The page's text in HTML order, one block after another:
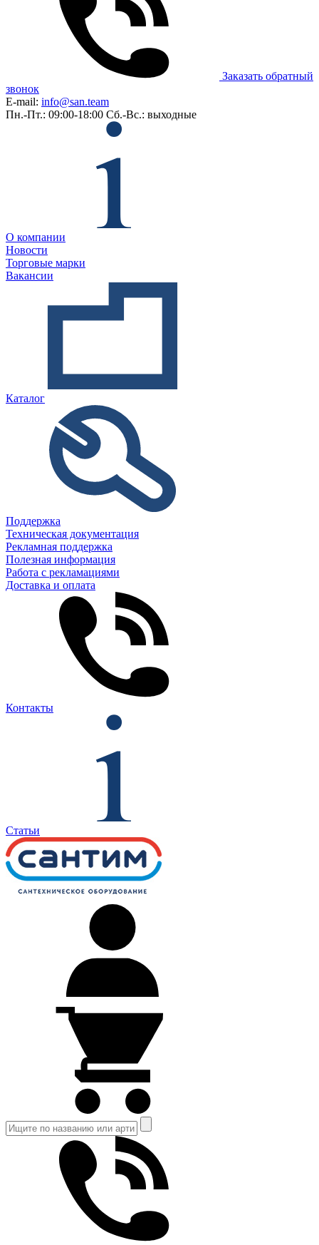
Заказать обратный
звонок
E-mail: info@san.team
Пн.-Пт.: 09:00-18:00 Сб.-Вс.: выходные
О компании
Новости
Торговые марки
Вакансии
Каталог
Поддержка
Техническая документация
Рекламная поддержка
Полезная информация
Работа с рекламациями
Доставка и оплата
Контакты
Статьи